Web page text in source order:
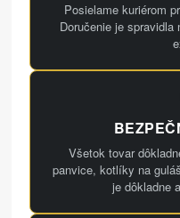
Posielame kuriérom
Doručenie je spravidla
Všetok tovar
panvice, kotlíky na
je dôkladne